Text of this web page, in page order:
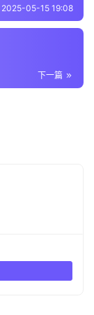
2025-05-15 19:08
下一篇